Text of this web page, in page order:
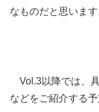
なものだと思います
Vol.3以降では、
などをご紹介する予